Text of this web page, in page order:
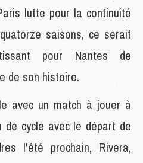
lutte pour la continuité
saisons, ce serait
pour Nantes de
de son histoire.
avec un match à jouer à
cycle avec le départ de
l'été prochain, Rivera,